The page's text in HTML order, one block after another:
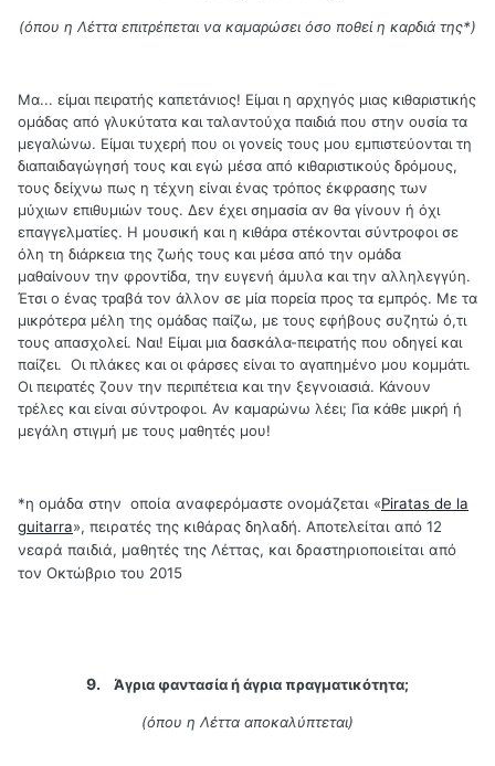
(όπου η Λέττα επιτρέπεται να καμαρώσει όσο ποθεί η καρδιά της*)
Μα... είμαι πειρατής καπετάνιος! Είμαι η αρχηγός μιας κιθαριστικής
ομάδας από γλυκύτατα και ταλαντούχα παιδιά που στην ουσία τα
μεγαλώνω. Είμαι τυχερή που οι γονείς τους μου εμπιστεύονται τη
διαπαιδαγώγησή τους και εγώ μέσα από κιθαριστικούς δρόμους,
τους δείχνω πως η τέχνη είναι ένας τρόπος έκφρασης των
μύχιων επιθυμιών τους. Δεν έχει σημασία αν θα γίνουν ή όχι
επαγγελματίες. Η μουσική και η κιθάρα στέκονται σύντροφοι σε
όλη τη διάρκεια της ζωής τους και μέσα από την ομάδα
μαθαίνουν την φροντίδα, την ευγενή άμυλα και την αλληλεγγύη.
Έτσι ο ένας τραβά τον άλλον σε μία πορεία προς τα εμπρός. Με τα
μικρότερα μέλη της ομάδας παίζω, με τους εφήβους συζητώ ό,τι
τους απασχολεί. Ναι! Είμαι μια δασκάλα-πειρατής που οδηγεί και
παίζει. Οι πλάκες και οι φάρσες είναι το αγαπημένο μου κομμάτι.
Οι πειρατές ζουν την περιπέτεια και την ξεγνοιασιά. Κάνουν
τρέλες και είναι σύντροφοι. Αν καμαρώνω λέει; Για κάθε μικρή ή
μεγάλη στιγμή με τους μαθητές μου!
*η ομάδα στην οποία αναφερόμαστε ονομάζεται «Piratas de la
guitarra», πειρατές της κιθάρας δηλαδή. Αποτελείται από 12
νεαρά παιδιά, μαθητές της Λέττας, και δραστηριοποιείται από
τον Οκτώβριο του 2015
9. Άγρια φαντασία ή άγρια πραγματικότητα;
(όπου η Λέττα αποκαλύπτεται)